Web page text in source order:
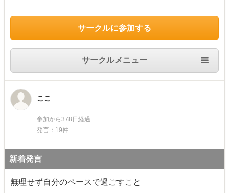
サークルに参加する
サークルメニュー
ここ
参加から378日経過
発言：19件
新着発言
無理せず自分のペースで過ごすこと